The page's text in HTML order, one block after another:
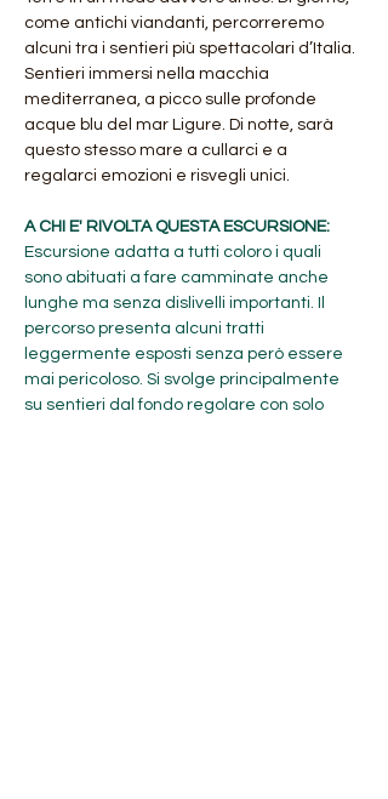
come antichi viandanti, percorreremo
alcuni tra i sentieri più spettacolari d’Italia.
Sentieri immersi nella macchia
mediterranea, a picco sulle profonde
acque blu del mar Ligure. Di notte, sarà
questo stesso mare a cullarci e a
regalarci emozioni e risvegli unici.
A CHI E' RIVOLTA QUESTA ESCURSIONE:
Escursione adatta a tutti coloro i quali
sono abituati a fare camminate anche
lunghe ma senza dislivelli importanti. Il
percorso presenta alcuni tratti
leggermente esposti senza però essere
mai pericoloso. Si svolge principalmente
su sentieri dal fondo regolare con solo